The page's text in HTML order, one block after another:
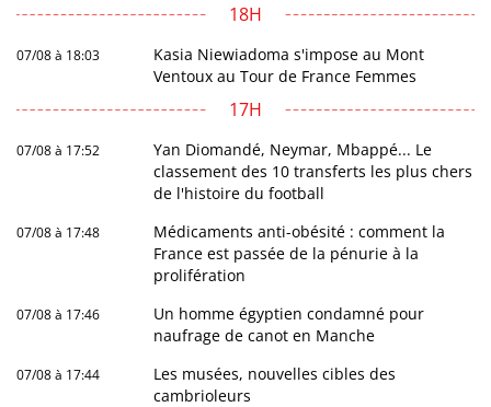
18H
07/08 à 18:03
Kasia Niewiadoma s'impose au Mont
Ventoux au Tour de France Femmes
17H
07/08 à 17:52
Yan Diomandé, Neymar, Mbappé... Le
classement des 10 transferts les plus chers
de l'histoire du football
07/08 à 17:48
Médicaments anti-obésité : comment la
France est passée de la pénurie à la
prolifération
07/08 à 17:46
Un homme égyptien condamné pour
naufrage de canot en Manche
07/08 à 17:44
Les musées, nouvelles cibles des
cambrioleurs